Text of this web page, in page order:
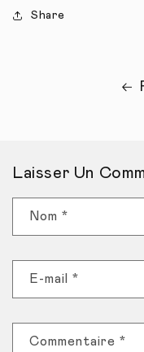
Share
Laisser Un
Nom *
E-mail *
Commentaire *